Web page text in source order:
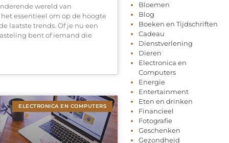
wereld van
essentieel om op de hoogte
laatste trends. Of je nu een
bent of iemand die
ELECTRONICA EN COMPUTERS
Bloemen
Blog
Boeken en Tijdschriften
Cadeau
Dienstverlening
Dieren
Electronica en
Computers
Energie
Entertainment
Eten en drinken
Financieel
Fotografie
Geschenken
Gezondheid